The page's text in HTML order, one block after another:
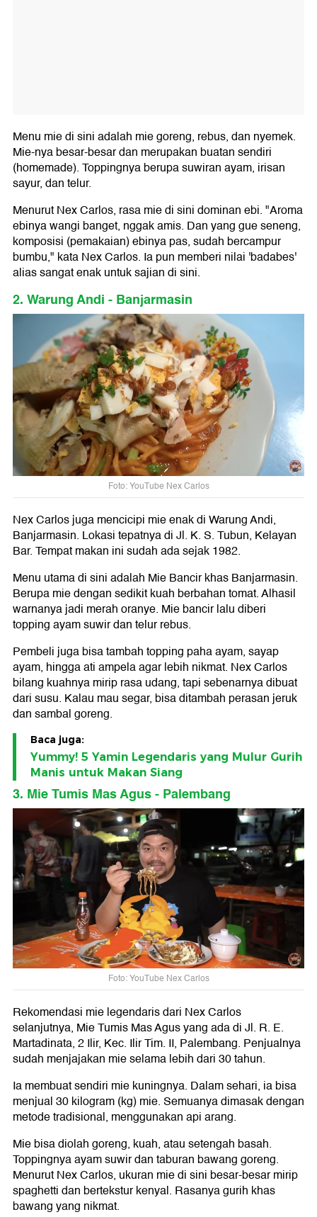
Menu mie di sini adalah mie goreng, rebus, dan nyemek.
Mie-nya besar-besar dan merupakan buatan sendiri
(homemade). Toppingnya berupa suwiran ayam, irisan
sayur, dan telur.
Menurut Nex Carlos, rasa mie di sini dominan ebi. "Aroma
ebinya wangi banget, nggak amis. Dan yang gue seneng,
komposisi (pemakaian) ebinya pas, sudah bercampur
bumbu," kata Nex Carlos. Ia pun memberi nilai 'badabes'
alias sangat enak untuk sajian di sini.
2. Warung Andi - Banjarmasin
Foto: YouTube Nex Carlos
Nex Carlos juga mencicipi mie enak di Warung Andi,
Banjarmasin. Lokasi tepatnya di Jl. K. S. Tubun, Kelayan
Bar. Tempat makan ini sudah ada sejak 1982.
Menu utama di sini adalah Mie Bancir khas Banjarmasin.
Berupa mie dengan sedikit kuah berbahan tomat. Alhasil
warnanya jadi merah oranye. Mie bancir lalu diberi
topping ayam suwir dan telur rebus.
Pembeli juga bisa tambah topping paha ayam, sayap
ayam, hingga ati ampela agar lebih nikmat. Nex Carlos
bilang kuahnya mirip rasa udang, tapi sebenarnya dibuat
dari susu. Kalau mau segar, bisa ditambah perasan jeruk
dan sambal goreng.
Baca juga:
Yummy! 5 Yamin Legendaris yang Mulur Gurih
Manis untuk Makan Siang
3. Mie Tumis Mas Agus - Palembang
Foto: YouTube Nex Carlos
Rekomendasi mie legendaris dari Nex Carlos
selanjutnya, Mie Tumis Mas Agus yang ada di Jl. R. E.
Martadinata, 2 Ilir, Kec. Ilir Tim. II, Palembang. Penjualnya
sudah menjajakan mie selama lebih dari 30 tahun.
Ia membuat sendiri mie kuningnya. Dalam sehari, ia bisa
menjual 30 kilogram (kg) mie. Semuanya dimasak dengan
metode tradisional, menggunakan api arang.
Mie bisa diolah goreng, kuah, atau setengah basah.
Toppingnya ayam suwir dan taburan bawang goreng.
Menurut Nex Carlos, ukuran mie di sini besar-besar mirip
spaghetti dan bertekstur kenyal. Rasanya gurih khas
bawang yang nikmat.